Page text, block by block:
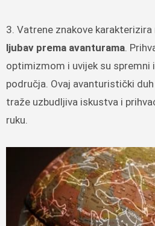
3. Vatrene znakove karakterizira
ljubav prema avanturama.
optimizmom i uvijek su spremni
područja. Ovaj avanturistički
traže uzbudljiva iskustva i
ruku.